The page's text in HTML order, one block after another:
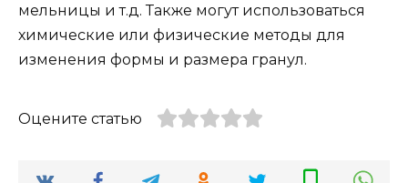
мельницы и т.д. Также могут использоваться
химические или физические методы для
изменения формы и размера гранул.
Оцените статью